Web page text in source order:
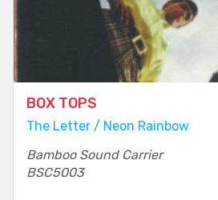
BOX TOPS
The Letter / Neon Rainbow
Bamboo Sound Carrier
BSC5003